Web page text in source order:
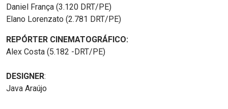
Daniel França (3.120 DRT/PE)
Elano Lorenzato (2.781 DRT/PE)
REPÓRTER CINEMATOGRÁFICO:
Alex Costa (5.182 -DRT/PE)
DESIGNER:
Java Araújo